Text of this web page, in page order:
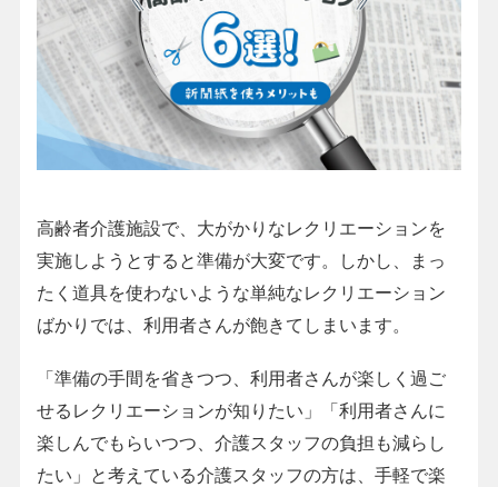
高齢者介護施設で、大がかりなレクリエーションを
実施しようとすると準備が大変です。しかし、まっ
たく道具を使わないような単純なレクリエーション
ばかりでは、利用者さんが飽きてしまいます。
「準備の手間を省きつつ、利用者さんが楽しく過ご
せるレクリエーションが知りたい」「利用者さんに
楽しんでもらいつつ、介護スタッフの負担も減らし
たい」と考えている介護スタッフの方は、手軽で楽